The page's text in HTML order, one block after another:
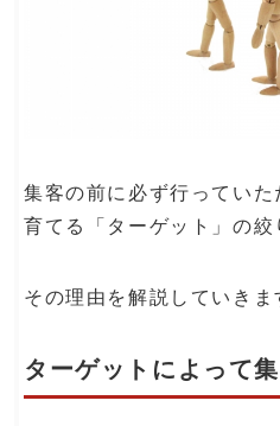
集客の前に必ず行っていた
育てる「ターゲット」の絞
その理由を解説していきま
ターゲットによって